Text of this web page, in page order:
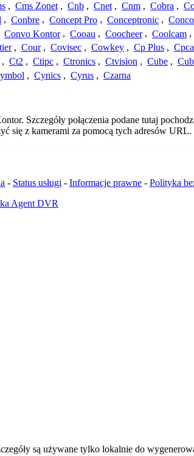
, Cms Zonet , Cnb , Cnet , Cnm , Cobra ,
, Conbre , Concept Pro , Conceptronic ,
Convo Kontor , Cooau , Coocheer , Coolcam ,
, Cour , Covisec , Cowkey , Cp Plus ,
, Ct2 , Ctipc , Ctronics , Ctvision , Cube ,
, Cynics , Cyrus , Czarna
Szczegóły połączenia podane tutaj
się z kamerami za pomocą tych adresów URL.
- Status usługi - Informacje prawne - Polityka
Agent DVR
są używane tylko lokalnie do